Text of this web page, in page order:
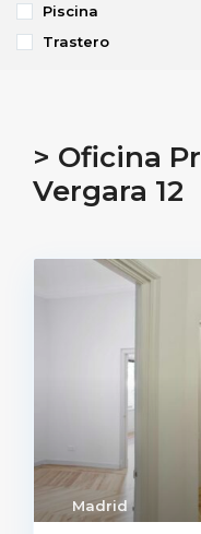
Piscina
Trastero
> Oficina
Vergara 12
Madrid